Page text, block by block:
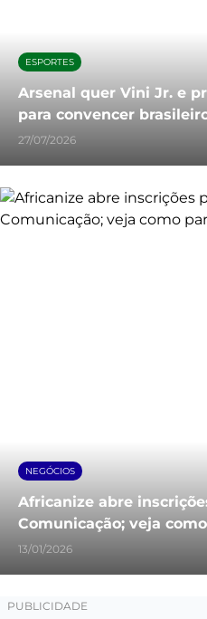
ESPORTES
Arsenal quer Vini Jr. e
para convencer
27/07/2026
NEGÓCIOS
Africanize abre
Comunicação; veja
13/01/2026